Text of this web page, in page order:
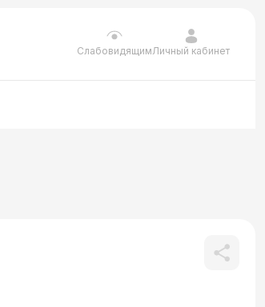
СлабовидящимЛичный кабинет